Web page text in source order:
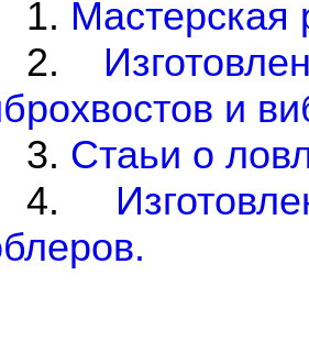
1. Мастерская
2.
и
3. Стаьи о
4.